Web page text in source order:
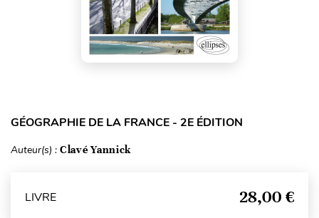
GÉOGRAPHIE DE LA FRANCE - 2E ÉDITION
Auteur(s) : Clavé Yannick
LIVRE 28,00 €